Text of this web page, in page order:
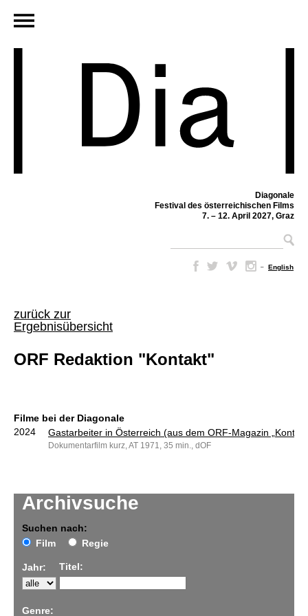
Diagonale
Festival des österreichischen Films
7. – 12. April 2027, Graz
– English
zurück zur
Ergebnisübersicht
Archivsuche
Suchen nach:
Film
Regie
Jahr: Titel:
Genre:
ORF Redaktion "Kontakt"
Filme bei der Diagonale
2024
Gastarbeiter in Österreich (aus dem ORF-Magazin
Dokumentarfilm kurz, AT 1971, 35 min., dOF